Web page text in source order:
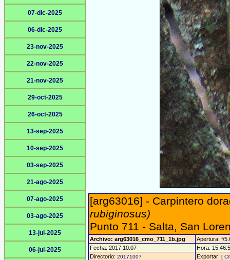
07-dic-2025
06-dic-2025
23-nov-2025
22-nov-2025
21-nov-2025
29-oct-2025
26-oct-2025
13-sep-2025
10-sep-2025
03-sep-2025
21-ago-2025
07-ago-2025
03-ago-2025
13-jul-2025
06-jul-2025
[arg63016] - Carpintero
rubiginosus)
Punto 711 - Salta, San
Archivo: arg63016_cmo_711_1b.jpg
Apertura: f/
Fecha: 2017:10:07
Hora:
Directorio: 20171007 Exportar: [